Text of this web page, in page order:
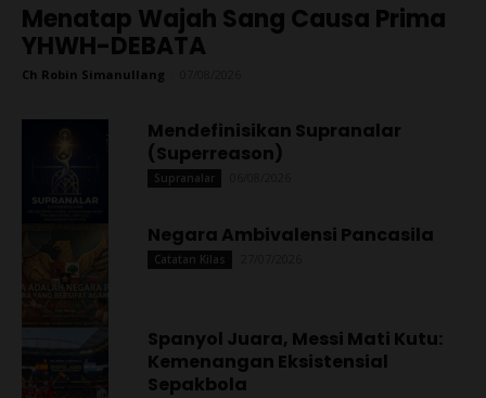
Menatap Wajah Sang Causa Prima
YHWH-DEBATA
Ch Robin Simanullang
Mendefinisikan Supranalar
(Superreason)
Supranalar
Negara Ambivalensi Pancasila
Catatan Kilas
Spanyol Juara, Messi Mati Kutu:
Kemenangan Eksistensial
Sepakbola